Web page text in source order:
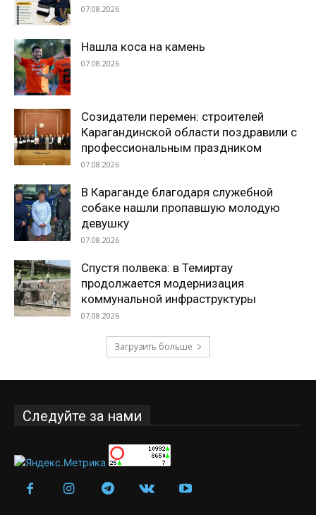
07.08.2026
Нашла коса на камень
07.08.2026
Созидатели перемен: строителей
Карагандинской области поздравили с
профессиональным праздником
07.08.2026
В Караганде благодаря служебной
собаке нашли пропавшую молодую
девушку
07.08.2026
Спустя полвека: в Темиртау
продолжается модернизация
коммунальной инфраструктуры
07.08.2026
Загрузить больше
Следуйте за нами